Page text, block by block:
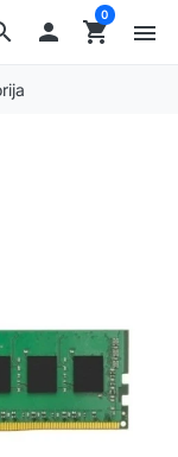
 shopping_cart
0
menu